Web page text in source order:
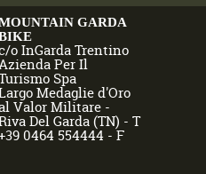
GARDA
o InGarda Trentino
Per Il
Spa
Medaglie d'Oro
Valor Militare -
Del Garda (TN) - T
0464 554444 - F